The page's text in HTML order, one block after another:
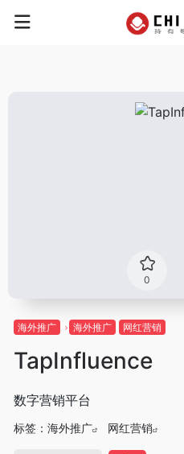
0
海外推广 海外推广 网红营销
TapInfluence
数字营销平台
标签： 海外推广 网红营销